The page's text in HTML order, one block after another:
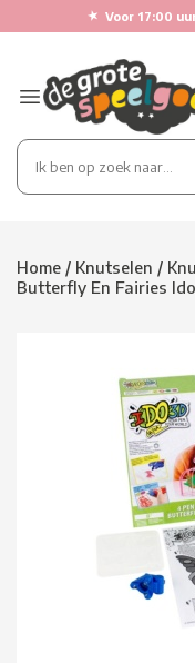
★ Voor 17:00
Home / Knutselen /
Butterfly En Fairies